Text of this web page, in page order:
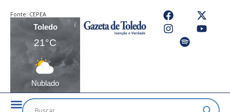
Fonte: CEPEA
Toledo
21°C
Nublado